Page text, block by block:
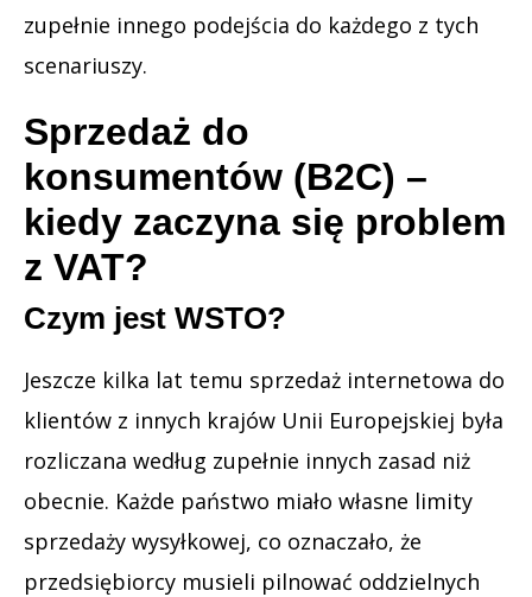
zupełnie innego podejścia do każdego z tych
scenariuszy.
Sprzedaż do
konsumentów (B2C) –
kiedy zaczyna się problem
z VAT?
Czym jest WSTO?
Jeszcze kilka lat temu sprzedaż internetowa do
klientów z innych krajów Unii Europejskiej była
rozliczana według zupełnie innych zasad niż
obecnie. Każde państwo miało własne limity
sprzedaży wysyłkowej, co oznaczało, że
przedsiębiorcy musieli pilnować oddzielnych